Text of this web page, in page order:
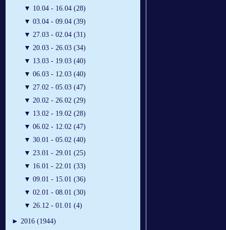
▼ 10.04 - 16.04 (28)
▼ 03.04 - 09.04 (39)
▼ 27.03 - 02.04 (31)
▼ 20.03 - 26.03 (34)
▼ 13.03 - 19.03 (40)
▼ 06.03 - 12.03 (40)
▼ 27.02 - 05.03 (47)
▼ 20.02 - 26.02 (29)
▼ 13.02 - 19.02 (28)
▼ 06.02 - 12.02 (47)
▼ 30.01 - 05.02 (40)
▼ 23.01 - 29.01 (25)
▼ 16.01 - 22.01 (33)
▼ 09.01 - 15.01 (36)
▼ 02.01 - 08.01 (30)
▼ 26.12 - 01.01 (4)
► 2016 (1944)